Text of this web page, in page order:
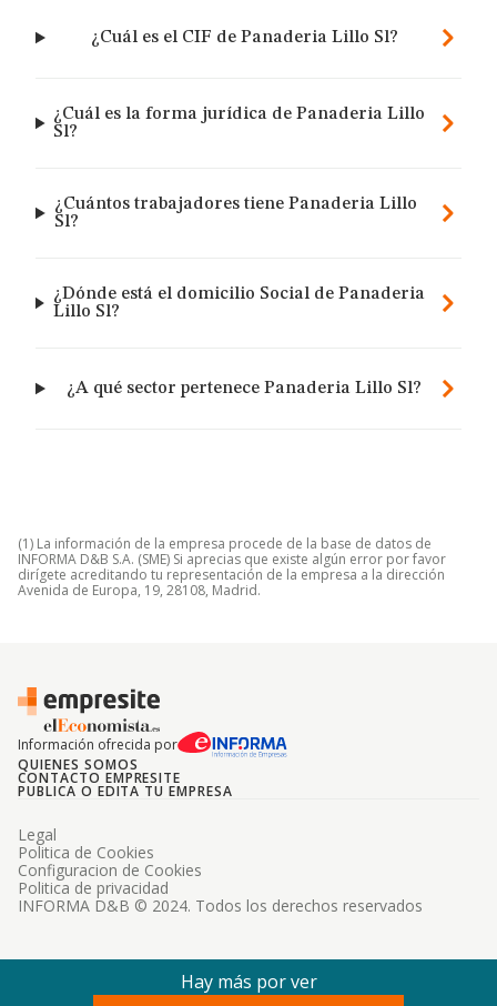
¿Cuál es el CIF de Panaderia Lillo Sl?
¿Cuál es la forma jurídica de Panaderia Lillo
Sl?
¿Cuántos trabajadores tiene Panaderia Lillo
Sl?
¿Dónde está el domicilio Social de Panaderia
Lillo Sl?
¿A qué sector pertenece Panaderia Lillo Sl?
(1) La información de la empresa procede de la base de datos de
INFORMA D&B S.A. (SME) Si aprecias que existe algún error por favor
dirígete acreditando tu representación de la empresa a la dirección
Avenida de Europa, 19, 28108, Madrid.
Información ofrecida por
QUIENES SOMOS
CONTACTO EMPRESITE
PUBLICA O EDITA TU EMPRESA
INFORMA D&B © 2024. Todos los derechos reservados
Legal
Politica de Cookies
Configuracion de Cookies
Politica de privacidad
Hay más por ver